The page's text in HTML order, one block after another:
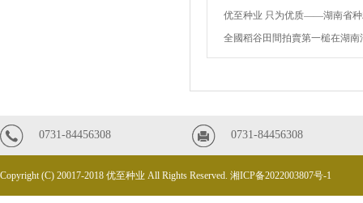
优至种业 只为优质——湖南省种
全國稻谷田間拍賣第一槌在湖南
0731-84456308 0731-84456308
Copyright (C) 20017-2018 优至种业 All Rights Reserved. 湘ICP备2022003807号-1